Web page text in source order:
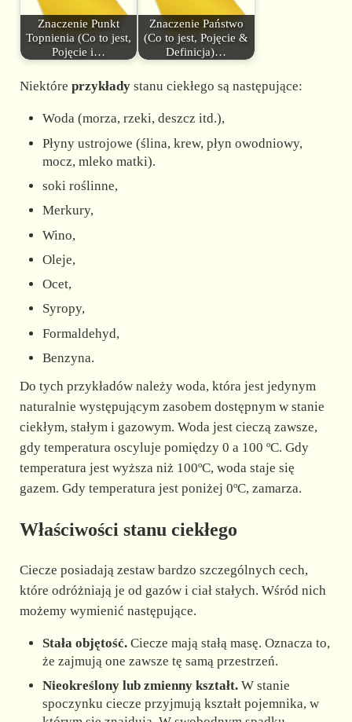
Znaczenie Punkt
Topnienia (Co to jest,
Pojęcie i…
Znaczenie Państwo
(Co to jest, Pojęcie &
Definicja)…
Niektóre przykładystanu ciekłego są następujące:
Woda (morza, rzeki, deszcz itd.),
Płyny ustrojowe (ślina, krew, płyn owodniowy,
mocz, mleko matki).
soki roślinne,
Merkury,
Wino,
Oleje,
Ocet,
Syropy,
Formaldehyd,
Benzyna.
Do tych przykładów należy woda, która jest jedynym
naturalnie występującym zasobem dostępnym w stanie
ciekłym, stałym i gazowym. Woda jest cieczą zawsze,
gdy temperatura oscyluje pomiędzy 0 a 100 ºC. Gdy
temperatura jest wyższa niż 100ºC, woda staje się
gazem. Gdy temperatura jest poniżej 0ºC, zamarza.
Właściwości stanu ciekłego
Ciecze posiadają zestaw bardzo szczególnych cech,
które odróżniają je od gazów i ciał stałych. Wśród nich
możemy wymienić następujące.
Stała objętość. Ciecze mają stałą masę. Oznacza to,
że zajmują one zawsze tę samą przestrzeń.
Nieokreślony lub zmienny kształt. W stanie
spoczynku ciecze przyjmują kształt pojemnika, w